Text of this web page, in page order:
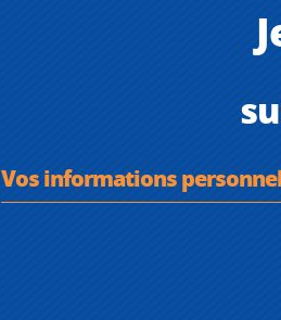
Vos informations